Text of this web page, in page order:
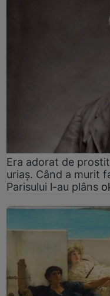
Era adorat de
uriaș. Când a murit
Parisului l-au plâns